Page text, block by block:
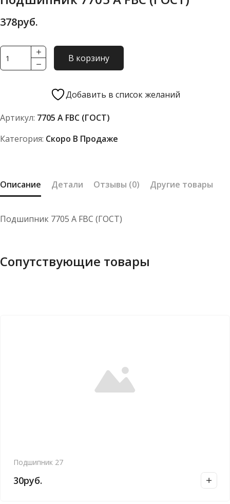
378руб.
Количество
товара
FBC
В корзину
Добавить в список желаний
Артикул: 7705 А FBC (ГОСТ)
Категория: Скоро В Продаже
Описание Детали Отзывы (0) Другие товары
Подшипник 7705 А FBC (ГОСТ)
Сопутствующие товары
Подшипник 27
30руб.